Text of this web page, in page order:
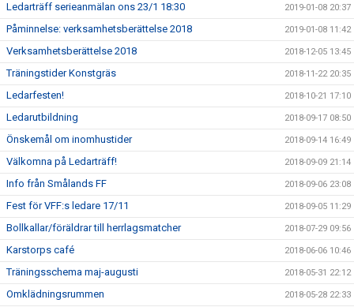
Ledarträff serieanmälan ons 23/1 18:30 2019-01-08 20:37
Påminnelse: verksamhetsberättelse 2018 2019-01-08 11:42
Verksamhetsberättelse 2018 2018-12-05 13:45
Träningstider Konstgräs 2018-11-22 20:35
Ledarfesten! 2018-10-21 17:10
Ledarutbildning 2018-09-17 08:50
Önskemål om inomhustider 2018-09-14 16:49
Välkomna på Ledarträff! 2018-09-09 21:14
Info från Smålands FF 2018-09-06 23:08
Fest för VFF:s ledare 17/11 2018-09-05 11:29
Bollkallar/föräldrar till herrlagsmatcher 2018-07-29 09:56
Karstorps café 2018-06-06 10:46
Träningsschema maj-augusti 2018-05-31 22:12
Omklädningsrummen 2018-05-28 22:33